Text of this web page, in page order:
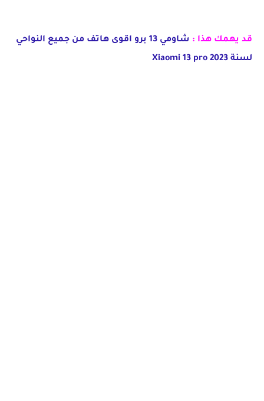
قد يهمك هذا :
شاومي 13 برو اقوى هاتف من جميع النواحي
لسنة 2023 Xiaomi 13 pro